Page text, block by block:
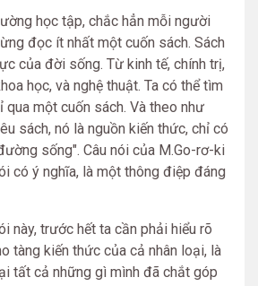
học tập, chắc hẳn mỗi người
đọc ít nhất một cuốn sách. Sách
của đời sống. Từ kinh tế, chính trị,
học, và nghệ thuật. Ta có thể tìm
một cuốn sách. Và theo như
sách, nó là nguồn kiến thức, chỉ có
sống". Câu nói của M.Go-rơ-ki
có ý nghĩa, là một thông điệp đáng
này, trước hết ta cần phải hiểu rõ
tàng kiến thức của cả nhân loại, là
tất cả những gì mình đã chắt góp